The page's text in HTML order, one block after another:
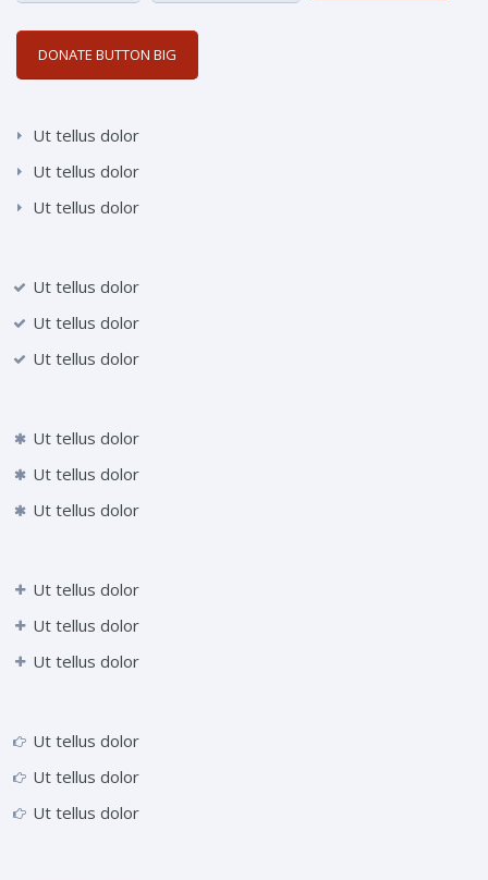
DONATE BUTTON BIG
Ut tellus dolor
Ut tellus dolor
Ut tellus dolor
Ut tellus dolor
Ut tellus dolor
Ut tellus dolor
Ut tellus dolor
Ut tellus dolor
Ut tellus dolor
Ut tellus dolor
Ut tellus dolor
Ut tellus dolor
Ut tellus dolor
Ut tellus dolor
Ut tellus dolor